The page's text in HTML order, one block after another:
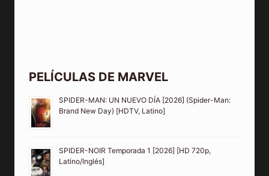
PELÍCULAS DE MARVEL
SPIDER-MAN: UN NUEVO DÍA [2026] (Spider-Man:
Brand New Day) [HDTV, Latino]
SPIDER-NOIR Temporada 1 [2026] [HD 720p,
Latino/Inglés]